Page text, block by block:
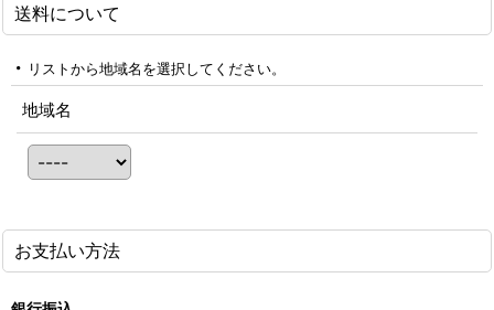
送料について
リストから地域名を選択してください。
地域名
お支払い方法